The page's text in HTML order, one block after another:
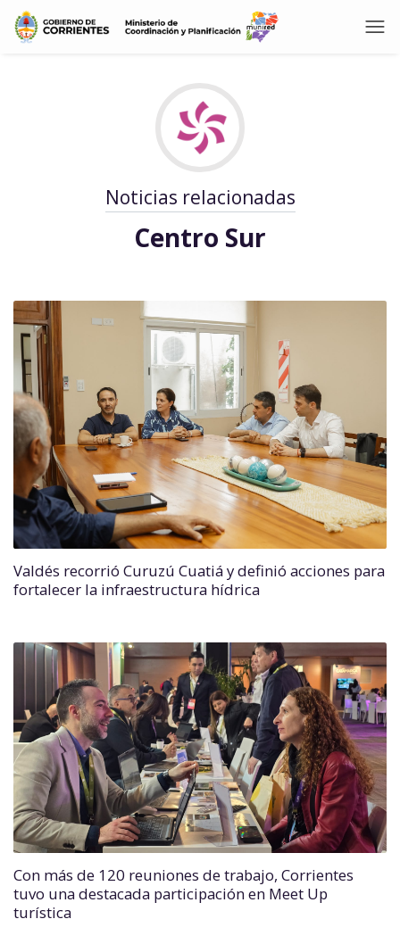
Noticias relacionadas
Centro Sur
Valdés recorrió Curuzú Cuatiá y definió acciones para
fortalecer la infraestructura hídrica
Con más de 120 reuniones de trabajo, Corrientes
tuvo una destacada participación en Meet Up
turística